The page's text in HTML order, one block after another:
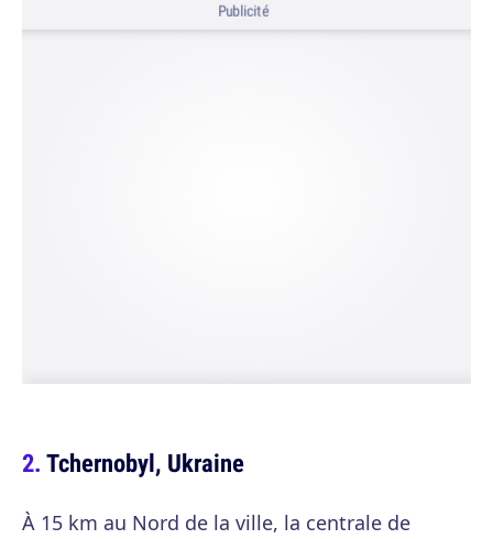
Publicité
Tchernobyl, Ukraine
À 15 km au Nord de la ville, la centrale de